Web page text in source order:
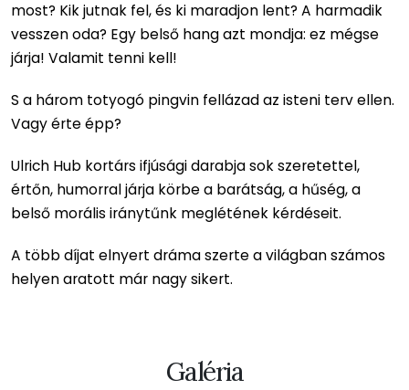
most? Kik jutnak fel, és ki maradjon lent? A harmadik
vesszen oda? Egy belső hang azt mondja: ez mégse
járja! Valamit tenni kell!
S a három totyogó pingvin fellázad az isteni terv ellen.
Vagy érte épp?
Ulrich Hub kortárs ifjúsági darabja sok szeretettel,
értőn, humorral járja körbe a barátság, a hűség, a
belső morális iránytűnk meglétének kérdéseit.
A több díjat elnyert dráma szerte a világban számos
helyen aratott már nagy sikert.
Galéria